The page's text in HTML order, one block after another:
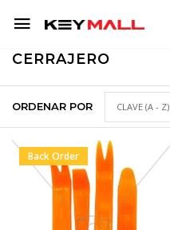
CERRAJERO
ORDENAR POR
Back Order